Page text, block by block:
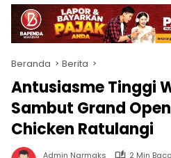
Beranda Berita
Antusiasme Tinggi
Sambut Grand
Chicken Ratulangi
Admin Narmaks
2 Min Baca